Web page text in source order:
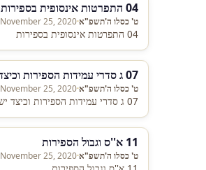
04 התפרטות אינסופית בספירות
ט' כסלו ה'תשפ"א·
November 25, 2020
04 התפרטות אינסופית בספירות
07 ג סדרי עמידות הספירות וכיצד יש מעלה ומטה בספירות
ט' כסלו ה'תשפ"א·
November 25, 2020
07 ג סדרי עמידות הספירות וכיצד יש מעלה ומטה בספירות
11 א''ס וגבול הספירות
ט' כסלו ה'תשפ"א·
November 25, 2020